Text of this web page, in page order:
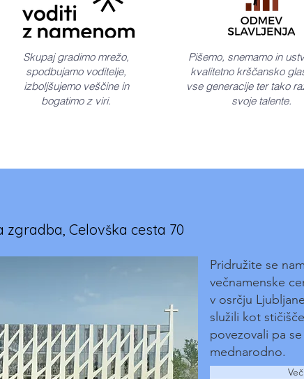
Skupaj gradimo mrežo,
spodbujamo voditelje,
izboljšujemo veščine in
bogatimo z viri.
​​​Pišemo, snemamo in
kvalitetno krščansko
vse generacije ter tako
svoje talente.
zgradba, Celovška cesta 70
Pridružite se
večnamenske
v osrčju
služili kot
povezovali pa
mednarodno.